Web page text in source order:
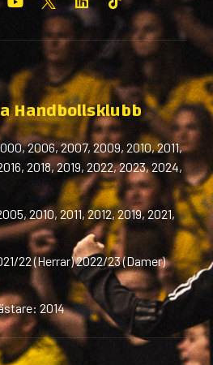
Handbollsklubb
2006, 2007, 2009, 2010, 2011,
2018, 2019, 2022, 2023, 2024,
2010, 2011, 2012, 2019, 2021,
22 (Herrar) 2022/23 (Damer)
2014